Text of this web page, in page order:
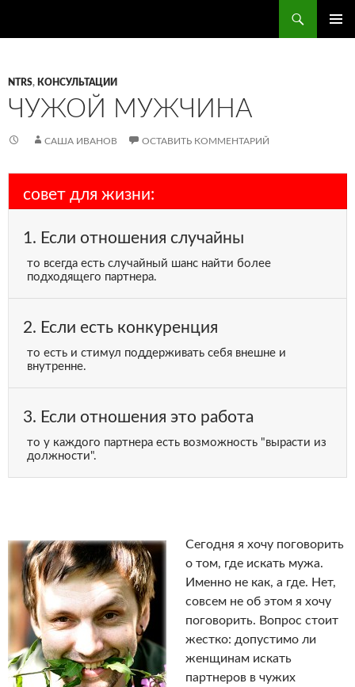
NTRS, КОНСУЛЬТАЦИИ
ЧУЖОЙ МУЖЧИНА
САША ИВАНОВ ОСТАВИТЬ КОММЕНТАРИЙ
совет для жизни:
1. Если отношения случайны
то всегда есть случайный шанс найти более
подходящего партнера.
2. Если есть конкуренция
то есть и стимул поддерживать себя внешне и
внутренне.
3. Если отношения это работа
то у каждого партнера есть возможность "вырасти из
должности".
Сегодня я хочу поговорить
о том, где искать мужа.
Именно не как, а где. Нет,
совсем не об этом я хочу
поговорить. Вопрос стоит
жестко: допустимо ли
женщинам искать
партнеров в чужих